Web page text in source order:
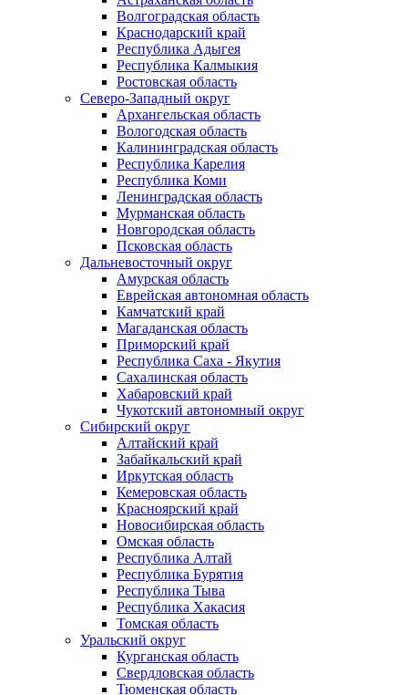
Волгоградская область
Краснодарский край
Республика Адыгея
Республика Калмыкия
Ростовская область
Северо-Западный округ
Архангельская область
Вологодская область
Калининградская область
Республика Карелия
Республика Коми
Ленинградская область
Мурманская область
Новгородская область
Псковская область
Дальневосточный округ
Амурская область
Еврейская автономная область
Камчатский край
Магаданская область
Приморский край
Республика Саха - Якутия
Сахалинская область
Хабаровский край
Чукотский автономный округ
Сибирский округ
Алтайский край
Забайкальский край
Иркутская область
Кемеровская область
Красноярский край
Новосибирская область
Омская область
Республика Алтай
Республика Бурятия
Республика Тыва
Республика Хакасия
Томская область
Уральский округ
Курганская область
Свердловская область
Тюменская область